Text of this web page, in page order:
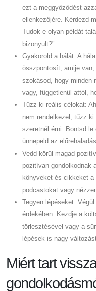
ezt a meggyőződést
ellenkezőjére. Kérdezd
Tudok-e olyan példát
bizonyult?"
Gyakorold a hálát: A
összpontosít, amije
szokásod, hogy minden
vagy, függetlenül attól,
Tűzz ki reális célokat:
nem rendelkezel, tűzz
szeretnél érni. Bontsd
ünnepeld az
Vedd körül magad
pozitívan gondolkodnak
könyveket és cikkeket
podcastokat vagy
Tegyen lépéseket:
érdekében. Kezdje a
törlesztésével vagy a
lépések is nagy
Miért tart